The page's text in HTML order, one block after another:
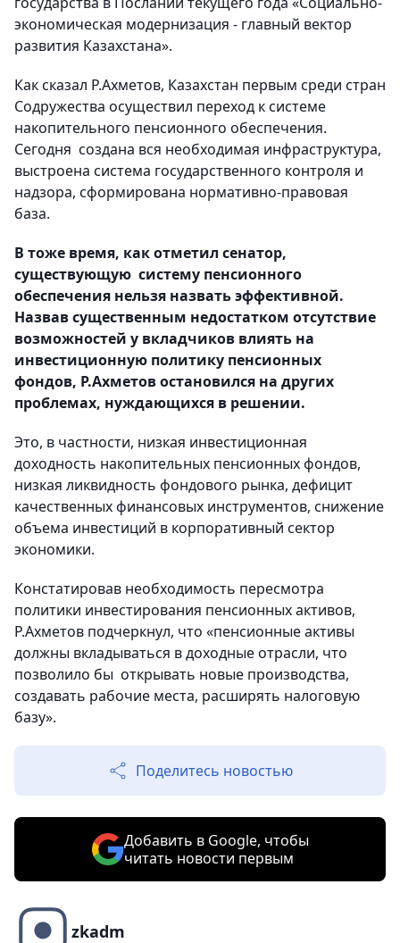
экономическая модернизация - главный вектор
развития Казахстана».
Как сказал Р.Ахметов, Казахстан первым среди стран
Содружества осуществил переход к системе
накопительного пенсионного обеспечения.
Сегодня создана вся необходимая инфраструктура,
выстроена система государственного контроля и
надзора, сформирована нормативно-правовая
база.
В тоже время, как отметил сенатор,
существующую систему пенсионного
обеспечения нельзя назвать эффективной.
Назвав существенным недостатком отсутствие
возможностей у вкладчиков влиять на
инвестиционную политику пенсионных
фондов, Р.Ахметов остановился на других
проблемах, нуждающихся в решении.
Это, в частности, низкая инвестиционная
доходность накопительных пенсионных фондов,
низкая ликвидность фондового рынка, дефицит
качественных финансовых инструментов, снижение
объема инвестиций в корпоративный сектор
экономики.
Констатировав необходимость пересмотра
политики инвестирования пенсионных активов,
Р.Ахметов подчеркнул, что «пенсионные активы
должны вкладываться в доходные отрасли, что
позволило бы открывать новые производства,
создавать рабочие места, расширять налоговую
базу».
Поделитесь новостью
Добавить в Google, чтобы
читать новости первым
zkadm